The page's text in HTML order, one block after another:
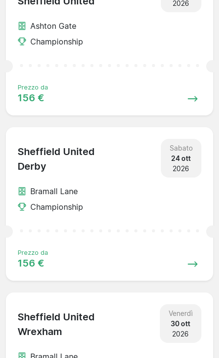
2026
Ashton Gate
Championship
Prezzo da
156 €
Sheffield United
Derby
Sabato
24 ott
2026
Bramall Lane
Championship
Prezzo da
156 €
Sheffield United
Wrexham
Venerdì
30 ott
2026